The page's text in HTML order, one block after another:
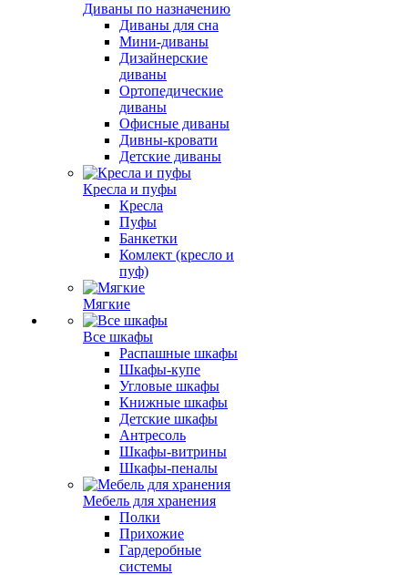
Диваны по назначению
Диваны для сна
Мини-диваны
Дизайнерские
диваны
Ортопедические
диваны
Офисные диваны
Дивны-кровати
Детские диваны
Кресла и пуфы
Кресла
Пуфы
Банкетки
Комлект (кресло и
пуф)
Мягкие
Все шкафы
Распашные шкафы
Шкафы-купе
Угловые шкафы
Книжные шкафы
Детские шкафы
Антресоль
Шкафы-витрины
Шкафы-пеналы
Мебель для хранения
Полки
Прихожие
Гардеробные
системы